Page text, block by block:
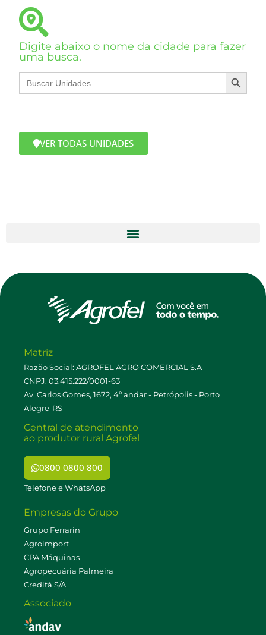
Digite abaixo o nome da cidade para fazer
uma busca.
Search
for:
SEARCH BUTTON
VER TODAS UNIDADES
Matriz
Razão Social: AGROFEL AGRO COMERCIAL S.A
CNPJ: 03.415.222/0001-63
Av. Carlos Gomes, 1672, 4º andar - Petrópolis - Porto
Alegre-RS
Central de atendimento
ao produtor rural Agrofel
0800 0800 800
Telefone e WhatsApp
Empresas do Grupo
Grupo Ferrarin
Agroimport
CPA Máquinas
Agropecuária Palmeira
Creditá S/A
Associado